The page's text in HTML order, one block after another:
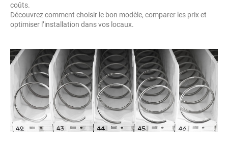
coûts.
Découvrez comment choisir le bon modèle, comparer les prix et
optimiser l’installation dans vos locaux.